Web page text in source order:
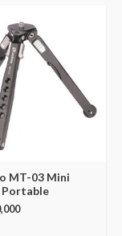
MT-03 Mini